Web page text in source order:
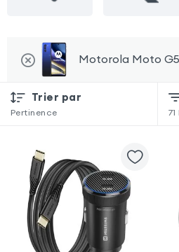
Motorola Moto
Trier par
Pertinence 71